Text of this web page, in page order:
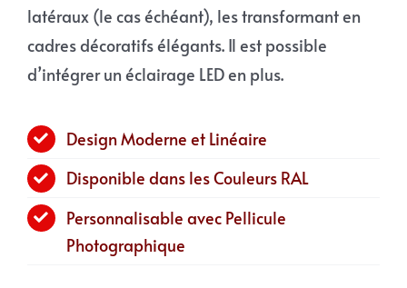
latéraux (le cas échéant), les transformant en
cadres décoratifs élégants. Il est possible
d’intégrer un éclairage LED en plus.
Design Moderne et Linéaire
Disponible dans les Couleurs RAL
Personnalisable avec Pellicule
Photographique